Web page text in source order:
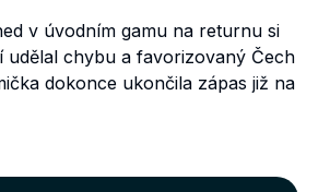
v úvodním gamu na returnu si
chybu a favorizovaný Čech
dokonce ukončila zápas již na